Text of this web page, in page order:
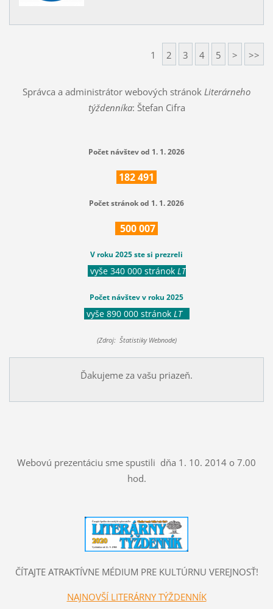
1 2 3 4 5 > >>
Správca a administrátor webových stránok Literárneho
týždenníka: Štefan Cifra
Počet návštev od 1. 1. 2026
182491
Počet stránok od 1. 1. 2026
500007
V roku 2025 ste si prezreli
vyše 340 000 stránok LT
Počet návštev v roku 2025
vyše 890 000 stránok LT
(Zdroj: Štatistiky Webnode)
Ďakujeme za vašu priazeň.
Webovú prezentáciu sme spustili dňa 1. 10. 2014 o 7.00
hod.
ČÍTAJTE ATRAKTÍVNE MÉDIUM PRE KULTÚRNU VEREJNOSŤ!
NAJNOVŠÍ LITERÁRNY TÝŽDENNÍK